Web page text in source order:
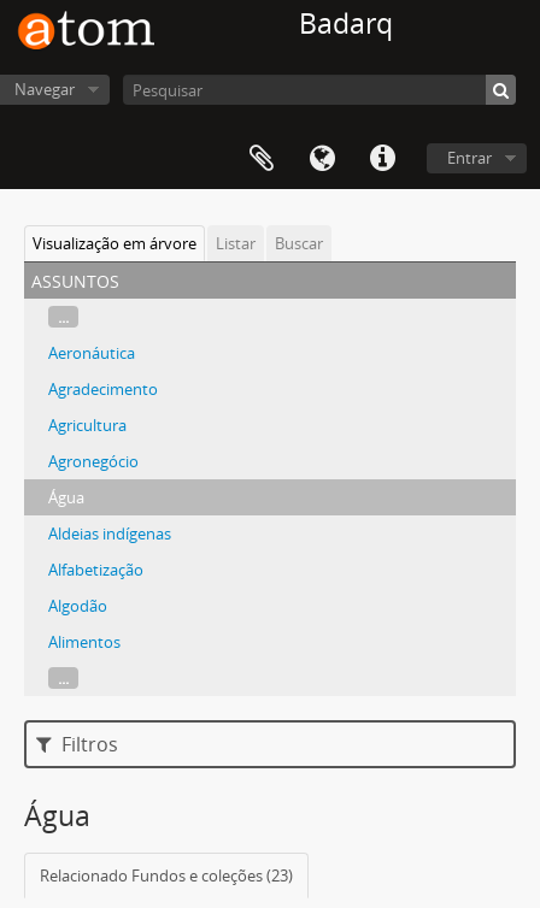
Badarq
Navegar
Entrar
Visualização em árvore Listar Buscar
assuntos
...
Aeronáutica
Agradecimento
Agricultura
Agronegócio
Água
Aldeias indígenas
Alfabetização
Algodão
Alimentos
...
Filtros
Água
Relacionado Fundos e coleções (23)